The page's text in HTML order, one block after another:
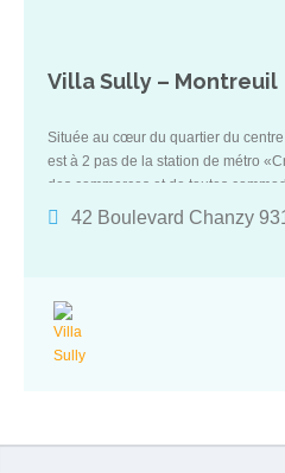
Villa Sully – Montreuil
Située au cœur du quartier du
est à 2 pas de la station de métro
des commerces et de toutes
standing, offrira un cadre de vie
42 Boulevard Chanzy